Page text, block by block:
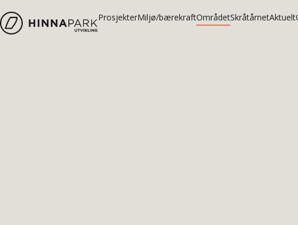
ProsjekterMiljø/bærekraftOmrådetSkråtårnetAktuelt